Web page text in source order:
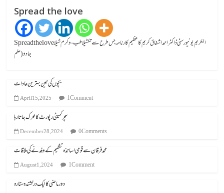
Spread the love
Spread the loveالکریم یونیورسٹی ڈاکٹر احمد اشفاق کریم کا عظیم کارنامہ جس طرح سے تکشیلا طب، وکرم شیلا
جادو (علم
بچوں کی تین بہترین عادات
April 15, 2025 1 Comment
سچر کمیٹی رپورٹ کا محرک جاتا رہا
December 28, 2024 0 Comments
محمد فرقان سے قومی اساتذہ تنظیم کے وفد نے کی ملاقات
August 1, 2024 1 Comment
دور ماضی کا ایک درخشندہ ستارہ